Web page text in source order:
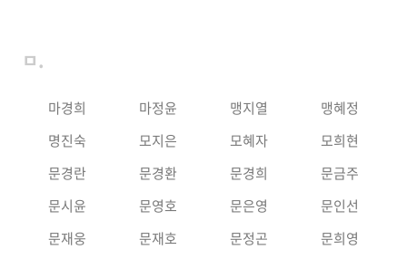
ㅁ.
마경희 마정윤 맹지열
맹혜정
명진숙
모지은 모혜자
모희현
문경란
문경환 문경희
문금주
문시윤
문영호 문은영
문인선
문재웅
문재호 문정곤
문희영